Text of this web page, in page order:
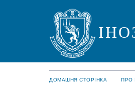
ДОМАШНЯ СТОРІНКА ПРО